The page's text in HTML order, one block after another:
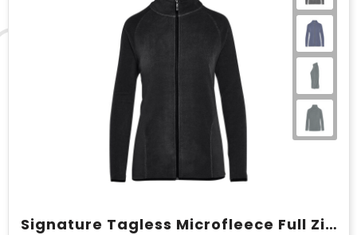
Signature Tagless Microfleece Full Zip Women